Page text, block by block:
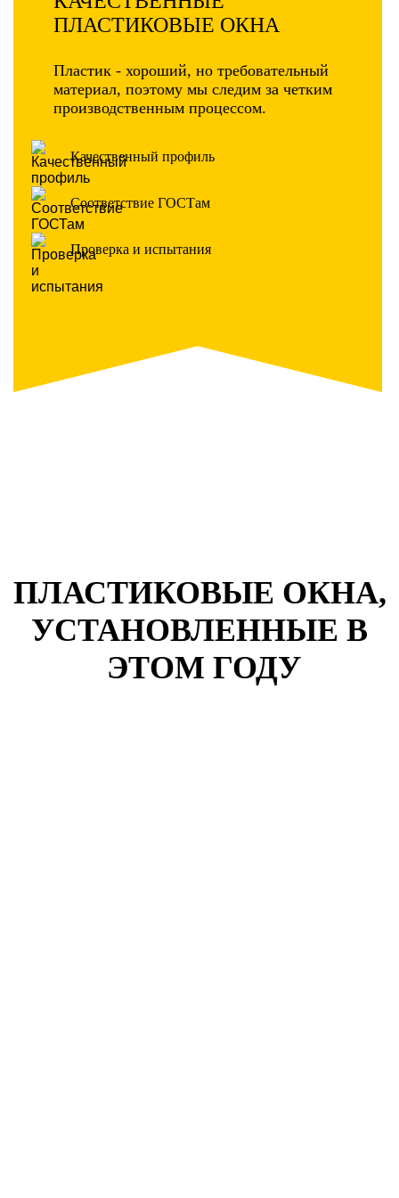
ПЛАСТИКОВЫЕ ОКНА
Пластик - хороший, но требовательный
материал, поэтому мы следим за четким
производственным процессом.
Качественный профиль
Соответствие ГОСТам
Проверка и испытания
ПЛАСТИКОВЫЕ ОКНА,
УСТАНОВЛЕННЫЕ В
ЭТОМ ГОДУ